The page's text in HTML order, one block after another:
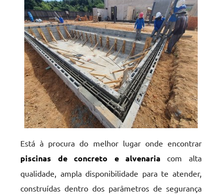
Está à procura do melhor lugar onde encontrar
piscinas de concreto e alvenaria com alta
qualidade, ampla disponibilidade para te atender,
construídas dentro dos parâmetros de segurança